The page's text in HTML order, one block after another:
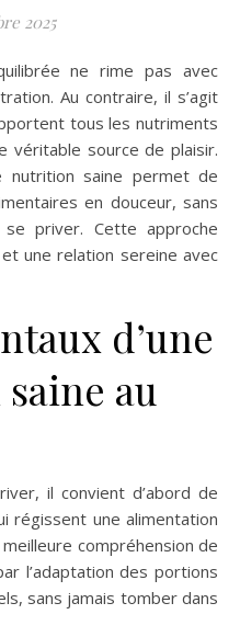
2025
Au contraire, il s’agit
tous les nutriments
véritable source de plaisir.
nutrition saine permet de
en douceur, sans
se priver. Cette approche
une relation sereine avec
d’une
au
il convient d’abord de
régissent une alimentation
compréhension de
l’adaptation des portions
sans jamais tomber dans